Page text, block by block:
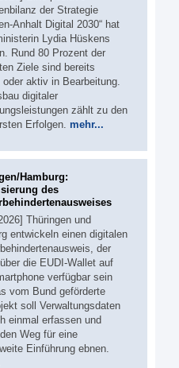
der Strategie
Anhalt Digital 2030“ hat
Lydia Hüskens
Rund 80 Prozent der
Ziele sind bereits
oder aktiv in Bearbeitung.
digitaler
zählt zu den
Erfolgen. mehr...
Hamburg:
des
Thüringen und
entwickeln einen digitalen
der
die EUDI-Wallet auf
verfügbar sein
vom Bund geförderte
soll Verwaltungsdaten
einmal erfassen und
Weg für eine
Einführung ebnen.